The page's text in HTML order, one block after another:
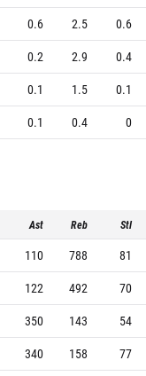
0.6 2.5
0.6
0.2 2.9
0.4
0.1 1.5
0.1
0.1 0.4 0
Ast Reb Stl
110 788
81
122 492
70
350 143
54
340 158
77